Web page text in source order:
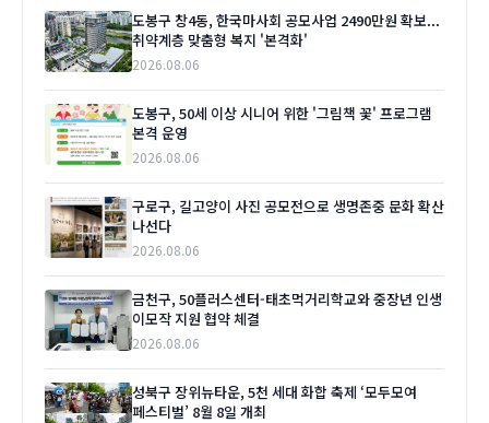
도봉구 창4동, 한국마사회 공모사업 2490만원 확보...
취약계층 맞춤형 복지 '본격화'
2026.08.06
도봉구, 50세 이상 시니어 위한 '그림책 꽃' 프로그램
본격 운영
2026.08.06
구로구, 길고양이 사진 공모전으로 생명존중 문화 확산
나선다
2026.08.06
금천구, 50플러스센터-태초먹거리학교와 중장년 인생
이모작 지원 협약 체결
2026.08.06
성북구 장위뉴타운, 5천 세대 화합 축제 ‘모두모여
페스티벌’ 8월 8일 개최